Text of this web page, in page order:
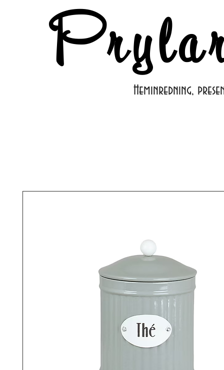
Heminredning,